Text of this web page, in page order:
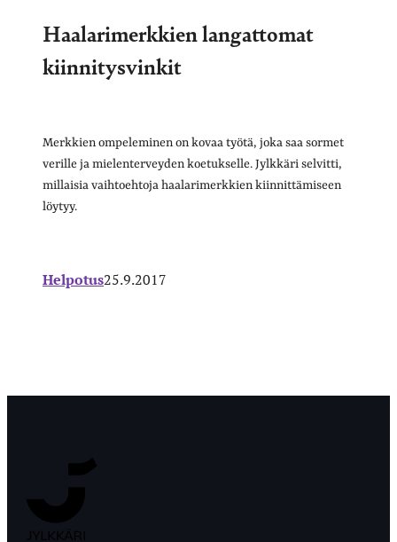
Haalarimerkkien langattomat
kiinnitysvinkit
Merkkien ompeleminen on kovaa työtä, joka saa sormet
verille ja mielenterveyden koetukselle. Jylkkäri selvitti,
millaisia vaihtoehtoja haalarimerkkien kiinnittämiseen
löytyy.
Helpotus25.9.2017